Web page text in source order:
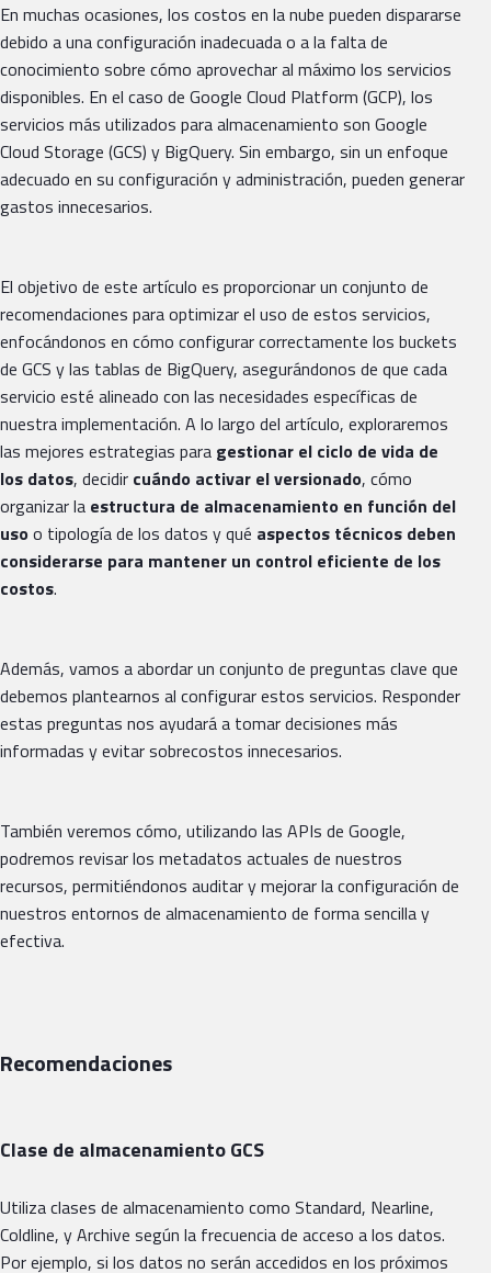
En muchas ocasiones, los costos en la nube pueden dispararse
debido a una configuración inadecuada o a la falta de
conocimiento sobre cómo aprovechar al máximo los servicios
disponibles. En el caso de Google Cloud Platform (GCP), los
servicios más utilizados para almacenamiento son Google
Cloud Storage (GCS) y BigQuery. Sin embargo, sin un enfoque
adecuado en su configuración y administración, pueden generar
gastos innecesarios.
El objetivo de este artículo es proporcionar un conjunto de
recomendaciones para optimizar el uso de estos servicios,
enfocándonos en cómo configurar correctamente los buckets
de GCS y las tablas de BigQuery, asegurándonos de que cada
servicio esté alineado con las necesidades específicas de
nuestra implementación. A lo largo del artículo, exploraremos
las mejores estrategias para gestionar el ciclo de vida de
los datos, decidir cuándo activar el versionado, cómo
organizar la estructura de almacenamiento en función del
usoo tipología de los datos y qué aspectos técnicos deben
considerarse para mantener un control eficiente de los
costos.
Además, vamos a abordar un conjunto de preguntas clave que
debemos plantearnos al configurar estos servicios. Responder
estas preguntas nos ayudará a tomar decisiones más
informadas y evitar sobrecostos innecesarios.
También veremos cómo, utilizando las APIs de Google,
podremos revisar los metadatos actuales de nuestros
recursos, permitiéndonos auditar y mejorar la configuración de
nuestros entornos de almacenamiento de forma sencilla y
efectiva.
Recomendaciones
Clase de almacenamiento GCS
Utiliza clases de almacenamiento como Standard, Nearline,
Coldline, y Archive según la frecuencia de acceso a los datos.
Por ejemplo, si los datos no serán accedidos en los próximos